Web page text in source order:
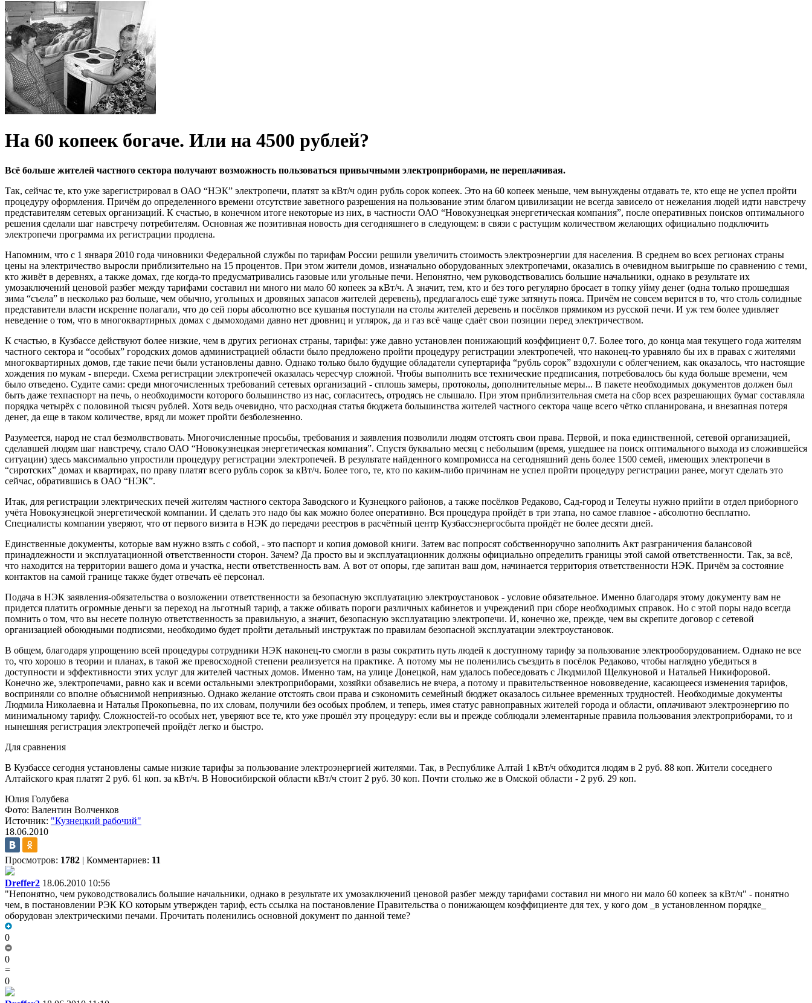
На 60 копеек богаче. Или на 4500 рублей?
Всё больше жителей частного сектора получают возможность пользоваться привычными электроприборами, не переплачивая.
Так, сейчас те, кто уже зарегистрировал в ОАО “НЭК” электропечи, платят за кВт/ч один рубль сорок копеек. Это на 60 копеек меньше, чем вынуждены отдавать те, кто еще не успел пройти
процедуру оформления. Причём до определенного времени отсутствие заветного разрешения на пользование этим благом цивилизации не всегда зависело от нежелания людей идти навстречу
представителям сетевых организаций. К счастью, в конечном итоге некоторые из них, в частности ОАО “Новокузнецкая энергетическая компания”, после оперативных поисков оптимального
решения сделали шаг навстречу потребителям. Основная же позитивная новость дня сегодняшнего в следующем: в связи с растущим количеством желающих официально подключить
электропечи программа их регистрации продлена.
Напомним, что с 1 января 2010 года чиновники Федеральной службы по тарифам России решили увеличить стоимость электроэнергии для населения. В среднем во всех регионах страны
цены на электричество выросли приблизительно на 15 процентов. При этом жители домов, изначально оборудованных электропечами, оказались в очевидном выигрыше по сравнению с теми,
кто живёт в деревнях, а также домах, где когда-то предусматривались газовые или угольные печи. Непонятно, чем руководствовались большие начальники, однако в результате их
умозаключений ценовой разбег между тарифами составил ни много ни мало 60 копеек за кВт/ч. А значит, тем, кто и без того регулярно бросает в топку уйму денег (одна только прошедшая
зима “съела” в несколько раз больше, чем обычно, угольных и дровяных запасов жителей деревень), предлагалось ещё туже затянуть пояса. Причём не совсем верится в то, что столь солидные
представители власти искренне полагали, что до сей поры абсолютно все кушанья поступали на столы жителей деревень и посёлков прямиком из русской печи. И уж тем более удивляет
неведение о том, что в многоквартирных домах с дымоходами давно нет дровниц и углярок, да и газ всё чаще сдаёт свои позиции перед электричеством.
К счастью, в Кузбассе действуют более низкие, чем в других регионах страны, тарифы: уже давно установлен понижающий коэффициент 0,7. Более того, до конца мая текущего года жителям
частного сектора и “особых” городских домов администрацией области было предложено пройти процедуру регистрации электропечей, что наконец-то уравняло бы их в правах с жителями
многоквартирных домов, где такие печи были установлены давно. Однако только было будущие обладатели супертарифа “рубль сорок” вздохнули с облегчением, как оказалось, что настоящие
хождения по мукам - впереди. Схема регистрации электропечей оказалась чересчур сложной. Чтобы выполнить все технические предписания, потребовалось бы куда больше времени, чем
было отведено. Судите сами: среди многочисленных требований сетевых организаций - сплошь замеры, протоколы, дополнительные меры... В пакете необходимых документов должен был
быть даже техпаспорт на печь, о необходимости которого большинство из нас, согласитесь, отродясь не слышало. При этом приблизительная смета на сбор всех разрешающих бумаг составляла
порядка четырёх с половиной тысяч рублей. Хотя ведь очевидно, что расходная статья бюджета большинства жителей частного сектора чаще всего чётко спланирована, и внезапная потеря
денег, да еще в таком количестве, вряд ли может пройти безболезненно.
Разумеется, народ не стал безмолвствовать. Многочисленные просьбы, требования и заявления позволили людям отстоять свои права. Первой, и пока единственной, сетевой организацией,
сделавшей людям шаг навстречу, стало ОАО “Новокузнецкая энергетическая компания”. Спустя буквально месяц с небольшим (время, ушедшее на поиск оптимального выхода из сложившейся
ситуации) здесь максимально упростили процедуру регистрации электропечей. В результате найденного компромисса на сегодняшний день более 1500 семей, имеющих электропечи в
“сиротских” домах и квартирах, по праву платят всего рубль сорок за кВт/ч. Более того, те, кто по каким-либо причинам не успел пройти процедуру регистрации ранее, могут сделать это
сейчас, обратившись в ОАО “НЭК”.
Итак, для регистрации электрических печей жителям частного сектора Заводского и Кузнецкого районов, а также посёлков Редаково, Сад-город и Телеуты нужно прийти в отдел приборного
учёта Новокузнецкой энергетической компании. И сделать это надо бы как можно более оперативно. Вся процедура пройдёт в три этапа, но самое главное - абсолютно бесплатно.
Специалисты компании уверяют, что от первого визита в НЭК до передачи реестров в расчётный центр Кузбассэнергосбыта пройдёт не более десяти дней.
Единственные документы, которые вам нужно взять с собой, - это паспорт и копия домовой книги. Затем вас попросят собственноручно заполнить Акт разграничения балансовой
принадлежности и эксплуатационной ответственности сторон. Зачем? Да просто вы и эксплуатационник должны официально определить границы этой самой ответственности. Так, за всё,
что находится на территории вашего дома и участка, нести ответственность вам. А вот от опоры, где запитан ваш дом, начинается территория ответственности НЭК. Причём за состояние
контактов на самой границе также будет отвечать её персонал.
Подача в НЭК заявления-обязательства о возложении ответственности за безопасную эксплуатацию электроустановок - условие обязательное. Именно благодаря этому документу вам не
придется платить огромные деньги за переход на льготный тариф, а также обивать пороги различных кабинетов и учреждений при сборе необходимых справок. Но с этой поры надо всегда
помнить о том, что вы несете полную ответственность за правильную, а значит, безопасную эксплуатацию электропечи. И, конечно же, прежде, чем вы скрепите договор с сетевой
организацией обоюдными подписями, необходимо будет пройти детальный инструктаж по правилам безопасной эксплуатации электроустановок.
В общем, благодаря упрощению всей процедуры сотрудники НЭК наконец-то смогли в разы сократить путь людей к доступному тарифу за пользование электрооборудованием. Однако не все
то, что хорошо в теории и планах, в такой же превосходной степени реализуется на практике. А потому мы не поленились съездить в посёлок Редаково, чтобы наглядно убедиться в
доступности и эффективности этих услуг для жителей частных домов. Именно там, на улице Донецкой, нам удалось побеседовать с Людмилой Щелкуновой и Натальей Никифоровой.
Конечно же, электропечами, равно как и всеми остальными электроприборами, хозяйки обзавелись не вчера, а потому и правительственное нововведение, касающееся изменения тарифов,
восприняли со вполне объяснимой неприязнью. Однако желание отстоять свои права и сэкономить семейный бюджет оказалось сильнее временных трудностей. Необходимые документы
Людмила Николаевна и Наталья Прокопьевна, по их словам, получили без особых проблем, и теперь, имея статус равноправных жителей города и области, оплачивают электроэнергию по
минимальному тарифу. Сложностей-то особых нет, уверяют все те, кто уже прошёл эту процедуру: если вы и прежде соблюдали элементарные правила пользования электроприборами, то и
нынешняя регистрация электропечей пройдёт легко и быстро.
Для сравнения
В Кузбассе сегодня установлены самые низкие тарифы за пользование электроэнергией жителями. Так, в Республике Алтай 1 кВт/ч обходится людям в 2 руб. 88 коп. Жители соседнего
Алтайского края платят 2 руб. 61 коп. за кВт/ч. В Новосибирской области кВт/ч стоит 2 руб. 30 коп. Почти столько же в Омской области - 2 руб. 29 коп.
Юлия Голубева
Фото: Валентин Волченков
Источник: "Кузнецкий рабочий"
18.06.2010
Просмотров: 1782 | Комментариев: 11
Dreffer2 18.06.2010 10:56
"Непонятно, чем руководствовались большие начальники, однако в результате их умозаключений ценовой разбег между тарифами составил ни много ни мало 60 копеек за кВт/ч" - понятно
чем, в постановлении РЭК КО которым утвержден тариф, есть ссылка на постановление Правительства о понижающем коэффициенте для тех, у кого дом _в установленном порядке_
оборудован электрическими печами. Прочитать поленились основной документ по данной теме?
0
0
=
0